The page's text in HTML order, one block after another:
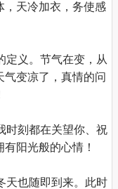
，天冷加衣，务使感
定义。节气在变，从
气变凉了，真情的问
时刻都在关望你、祝
阳光般的心情！
天也随即到来。此时